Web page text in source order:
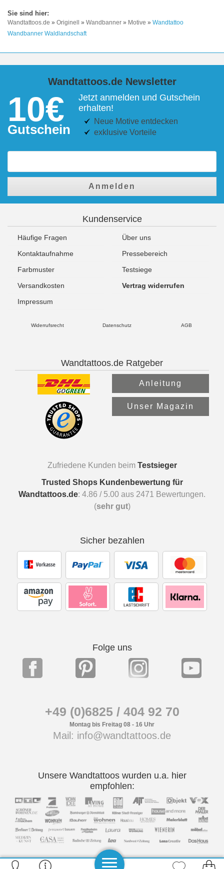
Wandtattoos.de » Originell » Wandbanner » Motive » Wandtattoo
Wandbanner Waldlandschaft
Wandtattoos.de Newsletter
10€
Gutschein
Jetzt anmelden und Gutschein
erhalten!
Neue Motive entdecken
exklusive Vorteile
Anmelden
Kundenservice
Häufige Fragen
Über uns
Kontaktaufnahme
Pressebereich
Farbmuster
Testsiege
Versandkosten
Vertrag widerrufen
Impressum
Widerrufsrecht Datenschutz AGB
Wandtattoos.de Ratgeber
Anleitung
Unser Magazin
Zufriedene Kunden beim Testsieger
Trusted Shops Kundenbewertung für
Wandtattoos.de: 4.86 / 5.00 aus 2471
Bewertungen.
(sehr gut)
Sicher bezahlen
Folge uns
+49 (0)6825 / 404 92 70
Montag bis Freitag 08 - 16 Uhr
Mail: info@wandtattoos.de
Unsere Wandtattoos wurden u.a. hier
empfohlen: